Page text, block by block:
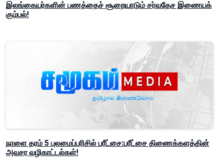
இலங்கையர்களின் பணத்தைச் சூறையாடும் சர்வதேச இணையக்
கும்பல்!
நாளை தரம் 5 புலமைப்பரிசில் பரீட்சை:பரீட்சை திணைக்களத்தின்
அவசர வழிகாட்டல்கள்!